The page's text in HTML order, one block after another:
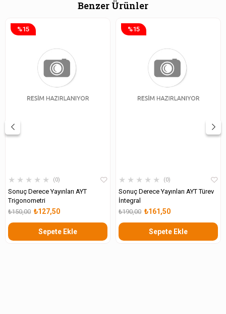
Benzer Ürünler
★ ★ ★ ★ ★ 0
Sonuç Derece Yayınları AYT
Trigonometri
₺127,50
₺150,00
Sepete Ekle
%15
★ ★ ★ ★ ★ 0
Sonuç Derece Yayınları AYT Türev
İntegral
₺161,50
₺190,00
Sepete Ekle
%15